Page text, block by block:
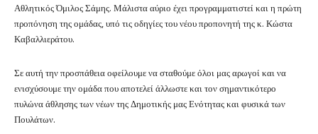
Αθλητικός Όμιλος Σάμης. Μάλιστα αύριο έχει προγραμματιστεί και η πρώτη
προπόνηση της ομάδας, υπό τις οδηγίες του νέου προπονητή της κ. Κώστα
Καβαλλιεράτου.
Σε αυτή την προσπάθεια οφείλουμε να σταθούμε όλοι μας αρωγοί και να
ενισχύσουμε την ομάδα που αποτελεί άλλωστε και τον σημαντικότερο
πυλώνα άθλησης των νέων της Δημοτικής μας Ενότητας και φυσικά των
Πουλάτων.